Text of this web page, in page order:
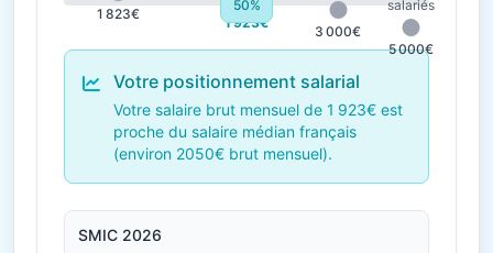
1 823€ 2 050€
3 000€
salariés
5 000€
1 923€
50%
Votre positionnement salarial
Votre salaire brut mensuel de 1 923€ est
proche du salaire médian français
(environ 2050€ brut mensuel).
SMIC 2026